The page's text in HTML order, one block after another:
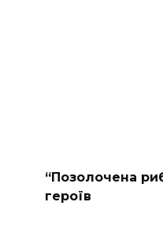
“Позолочена
героїв